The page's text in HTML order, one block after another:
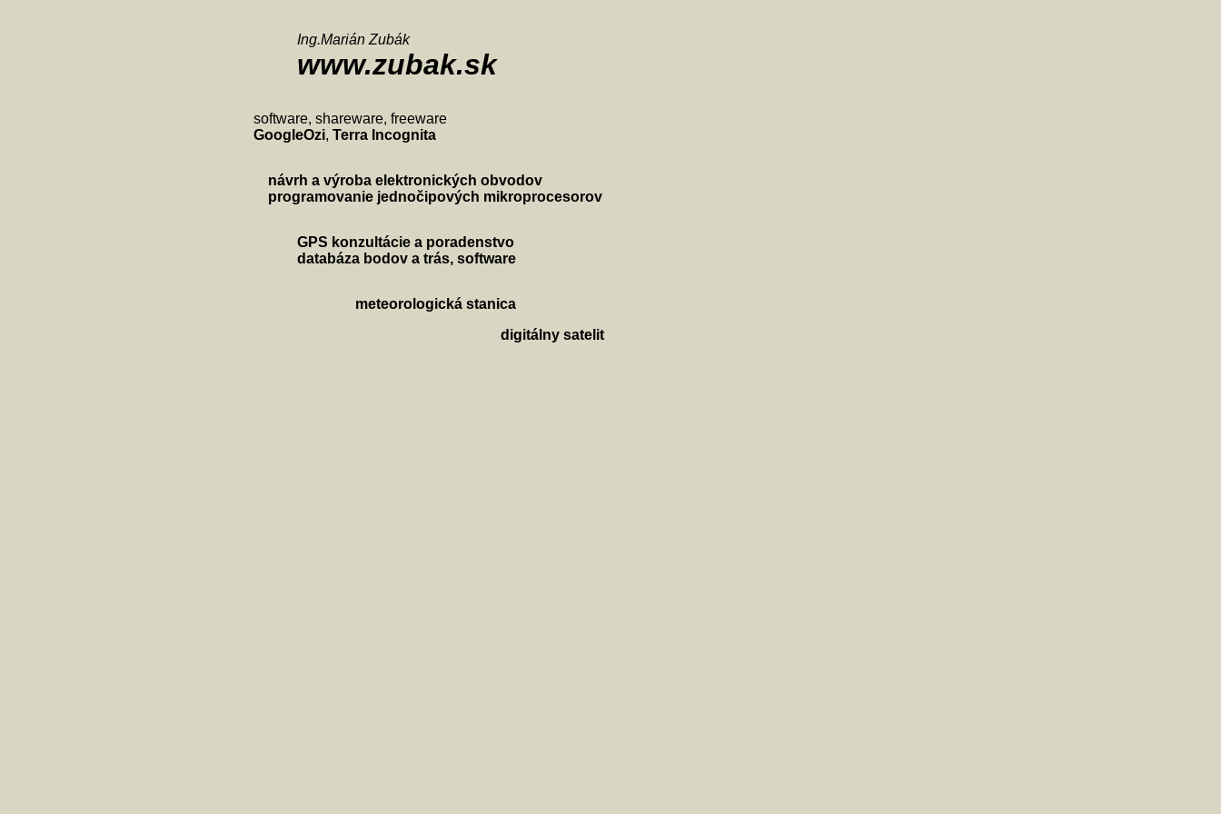
Ing.Marián Zubák
www.zubak.sk
software, shareware, freeware
GoogleOzi, Terra Incognita
návrh a výroba elektronických obvodov
programovanie jednočipových mikroprocesorov
GPS konzultácie a poradenstvo
databáza bodov a trás, software
meteorologická stanica
digitálny satelit